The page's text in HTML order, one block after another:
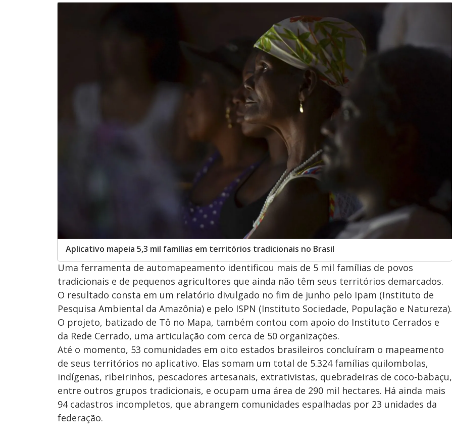
Aplicativo mapeia 5,3 mil famílias em territórios tradicionais no Brasil
Uma ferramenta de automapeamento identificou mais de 5 mil famílias de povos
tradicionais e de pequenos agricultores que ainda não têm seus territórios demarcados.
O resultado consta em um relatório divulgado no fim de junho pelo Ipam (Instituto de
Pesquisa Ambiental da Amazônia) e pelo ISPN (Instituto Sociedade, População e Natureza).
O projeto, batizado de Tô no Mapa, também contou com apoio do Instituto Cerrados e
da Rede Cerrado, uma articulação com cerca de 50 organizações.
Até o momento, 53 comunidades em oito estados brasileiros concluíram o mapeamento
de seus territórios no aplicativo. Elas somam um total de 5.324 famílias quilombolas,
indígenas, ribeirinhos, pescadores artesanais, extrativistas, quebradeiras de coco-babaçu,
entre outros grupos tradicionais, e ocupam uma área de 290 mil hectares. Há ainda mais
94 cadastros incompletos, que abrangem comunidades espalhadas por 23 unidades da
federação.